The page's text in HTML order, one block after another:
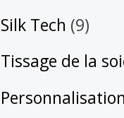
Silk Tech (9)
Tissage de la